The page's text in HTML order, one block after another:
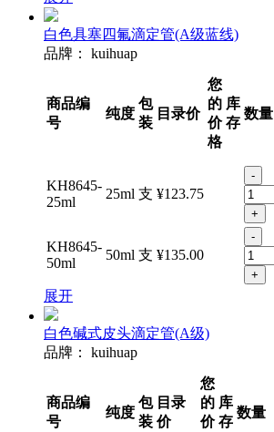
白色具塞四氟滴定管(A级蓝线)
品牌：
kuihuap
商品编
号
纯度
包
装
目录价
您
的
价
格
库
存
数量
KH8645-
25ml
25ml 支 ¥123.75
-
+
KH8645-
50ml
50ml 支 ¥135.00
-
+
展开
白色碱式皮头滴定管(A级)
品牌：
kuihuap
商品编
号
纯度
包
装
目录
价
您
的
价
库
存
数量